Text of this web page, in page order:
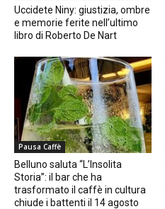
Uccidete Niny: giustizia, ombre
e memorie ferite nell’ultimo
libro di Roberto De Nart
Pausa Caffè
Belluno saluta “L’Insolita
Storia”: il bar che ha
trasformato il caffè in cultura
chiude i battenti il 14 agosto